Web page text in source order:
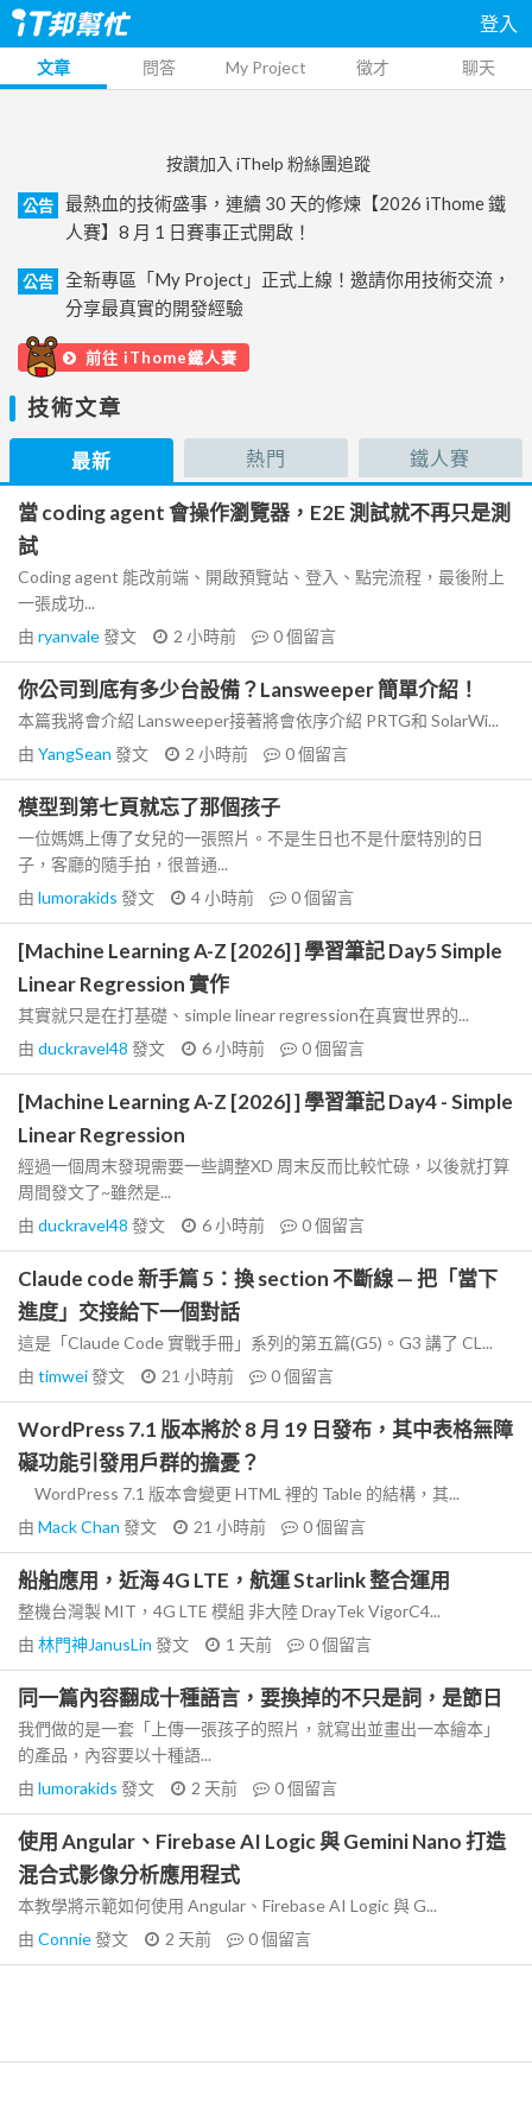
登入
文章 問答 My Project 徵才 聊天
按讚加入 iThelp 粉絲團追蹤
公告
最熱血的技術盛事，連續 30 天的修煉【2026 iThome 鐵
人賽】8 月 1 日賽事正式開啟！
公告
全新專區「My Project」正式上線！邀請你用技術交流，
分享最真實的開發經驗
前往 iThome鐵人賽
技術文章
最新 熱門 鐵人賽
當 coding agent 會操作瀏覽器，E2E 測試就不再只是測
試
Coding agent 能改前端、開啟預覽站、登入、點完流程，最後附上
一張成功...
由 ryanvale發文 2 小時前 0個留言
你公司到底有多少台設備？Lansweeper 簡單介紹！
本篇我將會介紹 Lansweeper接著將會依序介紹 PRTG和 SolarWi...
由 YangSean 發文 2 小時前 0個留言
模型到第七頁就忘了那個孩子
一位媽媽上傳了女兒的一張照片。不是生日也不是什麼特別的日
子，客廳的隨手拍，很普通...
由 lumorakids 發文 4 小時前 0個留言
[Machine Learning A-Z [2026] ] 學習筆記 Day5 Simple
Linear Regression 實作
其實就只是在打基礎、simple linear regression在真實世界的...
由 duckravel48 發文 6 小時前 0個留言
[Machine Learning A-Z [2026] ] 學習筆記 Day4 - Simple
Linear Regression
經過一個周末發現需要一些調整XD 周末反而比較忙碌，以後就打算
周間發文了~雖然是...
由 duckravel48 發文 6 小時前 0個留言
Claude code 新手篇 5：換 section 不斷線 — 把「當下
進度」交接給下一個對話
這是「Claude Code 實戰手冊」系列的第五篇(G5)。G3 講了 CL...
由 timwei發文 21 小時前 0個留言
WordPress 7.1 版本將於 8 月 19 日發布，其中表格無障
礙功能引發用戶群的擔憂？
WordPress 7.1 版本會變更 HTML 裡的 Table 的結構，其...
由 Mack Chan 發文 21 小時前 0個留言
船舶應用，近海 4G LTE，航運 Starlink 整合運用
整機台灣製 MIT，4G LTE 模組 非大陸 DrayTek VigorC4...
由 林門神JanusLin 發文 1 天前 0個留言
同一篇內容翻成十種語言，要換掉的不只是詞，是節日
我們做的是一套「上傳一張孩子的照片，就寫出並畫出一本繪本」
的產品，內容要以十種語...
由 lumorakids 發文 2 天前 0個留言
使用 Angular、Firebase AI Logic 與 Gemini Nano 打造
混合式影像分析應用程式
本教學將示範如何使用 Angular、Firebase AI Logic 與 G...
由 Connie發文 2 天前 0個留言